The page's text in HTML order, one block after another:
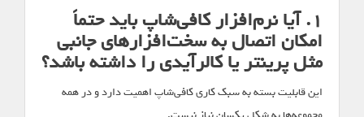
۱. آیا نرم‌افزار کافی‌شاپ باید حتماً
امکان اتصال به سخت‌افزارهای جانبی
مثل پرینتر یا کالرآیدی را داشته باشد؟
این قابلیت بسته به سبک کاری کافی‌شاپ اهمیت دارد و در همه